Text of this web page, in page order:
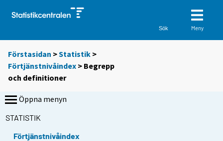
Sök Meny
Förstasidan >Statistik >
Förtjänstnivåindex > Begrepp
och definitioner
Öppna menyn
STATISTIK
Förtjänstnivåindex